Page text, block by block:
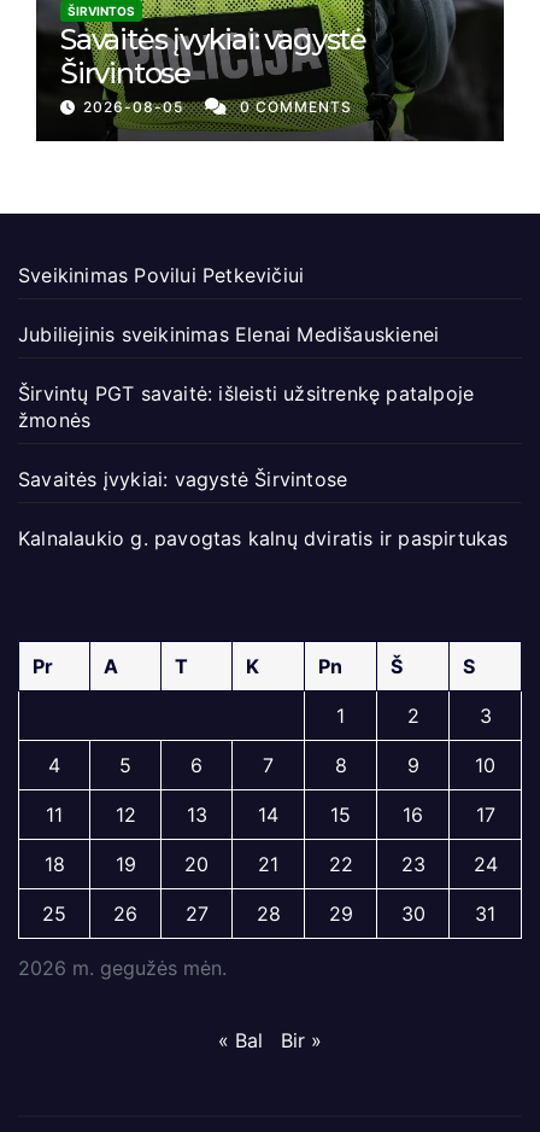
ŠIRVINTOS
Savaitės įvykiai: vagystė
Širvintose
2026-08-05 0 COMMENTS
Sveikinimas Povilui Petkevičiui
Jubiliejinis sveikinimas Elenai Medišauskienei
Širvintų PGT savaitė: išleisti užsitrenkę patalpoje
žmonės
Savaitės įvykiai: vagystė Širvintose
Kalnalaukio g. pavogtas kalnų dviratis ir paspirtukas
2026 m. gegužės mėn.
Pr A T K Pn Š S
1 2 3
4 5 6 7 8 9 10
11 12 13 14 15 16 17
18 19 20 21 22 23 24
25 26 27 28 29 30 31
« Bal Bir »